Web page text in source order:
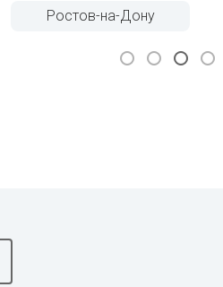
Волгоград